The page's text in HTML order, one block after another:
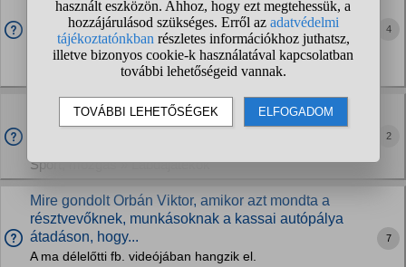
Nem igazán tudom eldönteni. Szinte csak negatív klippek
vannak róla és negatív a közvélemény, de valamiért csak
elnyerte az év legjobb bírója díjat és BL döntőt sem adnak
csak úgy oda senkinek. Valaki fel tudna világosítani?
Sport, mozgás » Labdajátékok
4
Ha Kassai Oroszországban nem volt jó, az ottani
teljesítménye nyomán Bulgáriában miért fűznek hozzá
Sport, mozgás » Labdajátékok
2
Mire gondolt Orbán Viktor, amikor azt mondta a
résztvevőknek, munkásoknak a kassai autópálya
átadáson, hogy...
A ma délelőtti fb. videójában hangzik el.
7